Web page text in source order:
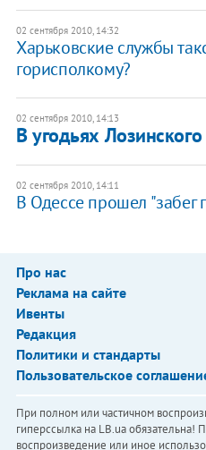
02 сентября 2010, 14:32
Харьковские службы
горисполкому?
02 сентября 2010, 14:13
В угодьях
02 сентября 2010, 14:11
В Одессе прошел "забег
Про нас
Реклама на сайте
Ивенты
Редакция
Политики и стандарты
Пользовательское
При полном или частичном
гиперссылка на LB.ua обязательна!
воспроизведение или иное